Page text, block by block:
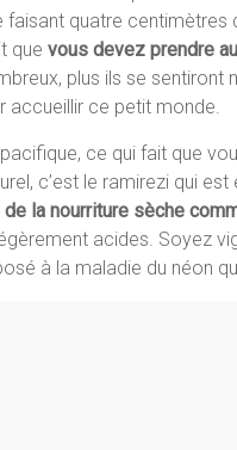
faisant quatre centimètres
que vous devez prendre
plus ils se
accueillir ce petit monde.
ce qui fait que
c’est le ramirezi qui
de la nourriture sèche
acides. Soyez
à la maladie du néon